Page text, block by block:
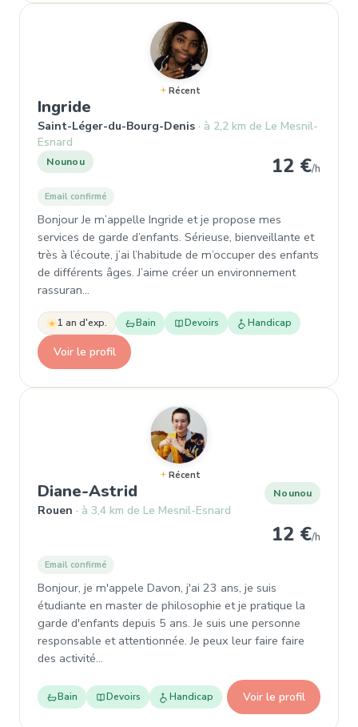
Récent
Ingride
Saint-Léger-du-Bourg-Denis
à 2,2 km de Le Mesnil-
Esnard
Nounou 12 €/h
Email confirmé
Bonjour Je m’appelle Ingride et je propose mes
services de garde d’enfants. Sérieuse, bienveillante et
très à l’écoute, j’ai l’habitude de m’occuper des enfants
de différents âges. J’aime créer un environnement
rassuran…
1 an d'exp. Bain Devoirs Handicap
Voir le profil
Récent
Diane-Astrid , Nounou à Rouen
Rouen à 3,4 km de Le Mesnil-Esnard
Nounou
12 €/h
Email confirmé
Bonjour, je m'appele Davon, j'ai 23 ans, je suis
étudiante en master de philosophie et je pratique la
garde d'enfants depuis 5 ans. Je suis une personne
responsable et attentionnée. Je peux leur faire faire
des activité…
Bain Devoirs Handicap Voir le profil